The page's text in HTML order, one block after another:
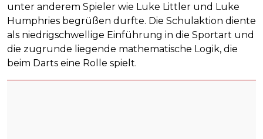
unter anderem Spieler wie Luke Littler und Luke
Humphries begrüßen durfte. Die Schulaktion diente
als niedrigschwellige Einführung in die Sportart und
die zugrunde liegende mathematische Logik, die
beim Darts eine Rolle spielt.